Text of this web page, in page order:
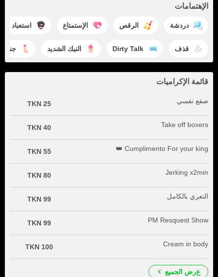
الإهتمامات
دردشة الرقص الإستمتاع استعباد
قذف Dirty Talk النيك الشديد جنس
قائمة الإكراميات
صفع نفسي 25 TKN
Take off boxers
40 TKN
Cumplimento For your king 👑
55 TKN
Jerking x2min
80 TKN
التعري بالكامل 99 TKN
PM Resquest Show
99 TKN
Cream in body
100 TKN
عرض الجميع